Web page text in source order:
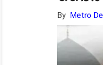
By Metro